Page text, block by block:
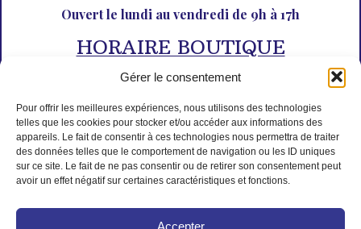
Gérer le consentement
Pour offrir les meilleures expériences, nous utilisons des technologies
telles que les cookies pour stocker et/ou accéder aux informations des
appareils. Le fait de consentir à ces technologies nous permettra de traiter
des données telles que le comportement de navigation ou les ID uniques
sur ce site. Le fait de ne pas consentir ou de retirer son consentement peut
avoir un effet négatif sur certaines caractéristiques et fonctions.
Accepter
Ouvert le lundi au vendredi de 9h à 17h
HORAIRE BOUTIQUE
Du lundi au dimanche de 10h à 12h30 et de 14h30 à 18h30